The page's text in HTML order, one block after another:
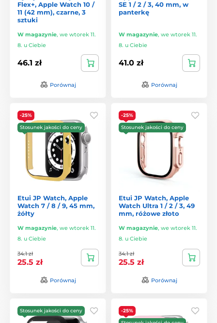
Flex+, Apple Watch 10 /
11 (42 mm), czarne, 3
sztuki
W magazynie, we wtorek 11.
8. u Ciebie
46.1 zł
Porównaj
SE 1 / 2 / 3, 40 mm, w
panterkę
W magazynie, we wtorek 11.
8. u Ciebie
41.0 zł
Porównaj
-25%
Stosunek jakości do ceny
Etui JP Watch, Apple
Watch 7 / 8 / 9, 45 mm,
żółty
W magazynie, we wtorek 11.
8. u Ciebie
34.1 zł
25.5 zł
Porównaj
-25%
Stosunek jakości do ceny
Etui JP Watch, Apple
Watch Ultra 1 / 2 / 3, 49
mm, różowe złoto
W magazynie, we wtorek 11.
8. u Ciebie
34.1 zł
25.5 zł
Porównaj
Stosunek jakości do ceny
-25%